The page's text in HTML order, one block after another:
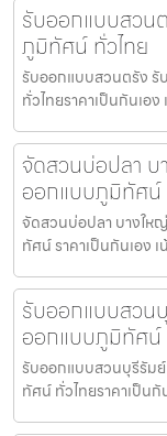
รับออกแบบสวน
ภูมิทัศน์ ทั่วไทย
รับออกแบบสวนตรัง
ทั่วไทยราคาเป็นกันเอ
จัดสวนบ่อปลา
ออกแบบภูมิทัศ
จัดสวนบ่อปลา บางใ
ทัศน์ ราคาเป็นกันเอง
รับออกแบบสวน
ออกแบบภูมิทัศน์
รับออกแบบสวนบุรีรัม
ทัศน์ ทั่วไทยราคาเป็น